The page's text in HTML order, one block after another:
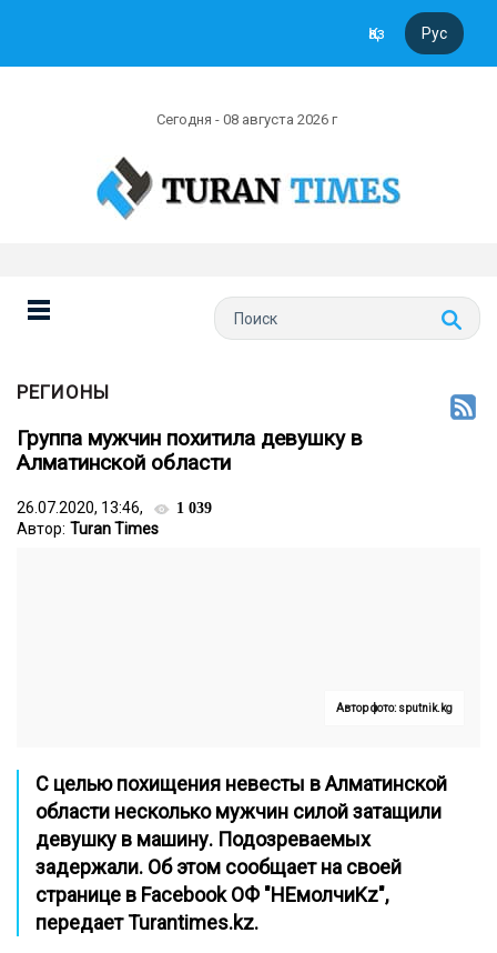
Қаз Рус
Сегодня - 08 августа 2026 г
РЕГИОНЫ
Группа мужчин похитила девушку в
Алматинской области
26.07.2020, 13:46, 1 039
Автор: Turan Times
Автор фото: sputnik.kg
С целью похищения невесты в Алматинской
области несколько мужчин силой затащили
девушку в машину. Подозреваемых
задержали. Об этом сообщает на своей
странице в FacebookОФ "НЕмолчиKz",
передаетTurantimes.kz.